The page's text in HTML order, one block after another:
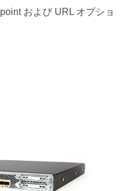
および URL オプショ